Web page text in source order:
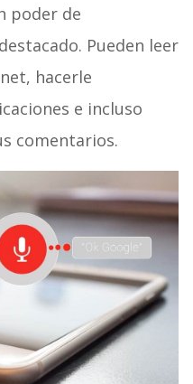
poder de
Pueden leer
hacerle
e incluso
comentarios.